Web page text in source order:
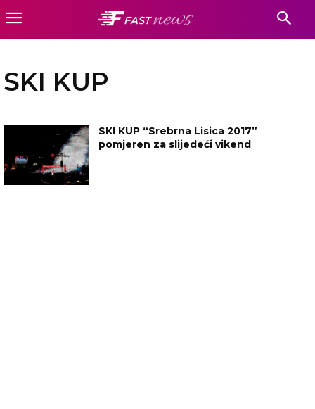
SKI KUP
SKI KUP “Srebrna Lisica 2017”
pomjeren za slijedeći vikend